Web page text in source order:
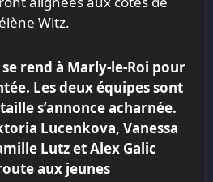
Witz.
se rend à Marly-le-Roi pour
Les deux équipes sont
s’annonce acharnée.
Lucenkova, Vanessa
Lutz et Alex Galic
aux jeunes